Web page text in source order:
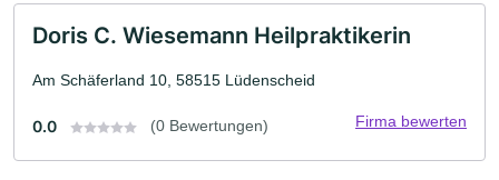
Doris C. Wiesemann Heilpraktikerin
Am Schäferland 10, 58515 Lüdenscheid
0.0 (0 Bewertungen) Firma bewerten